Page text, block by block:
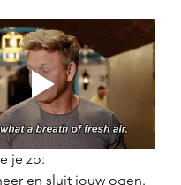
je zo:
en sluit jouw ogen.